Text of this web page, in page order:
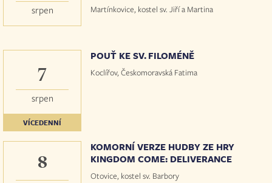
srpen Martínkovice, kostel sv. Jiří a Martina
7
srpen
VÍCEDENNÍ
POUŤ KE SV. FILOMÉNĚ
Koclířov, Českomoravská Fatima
8
KOMORNÍ VERZE HUDBY ZE HRY
KINGDOM COME: DELIVERANCE
Otovice, kostel sv. Barbory